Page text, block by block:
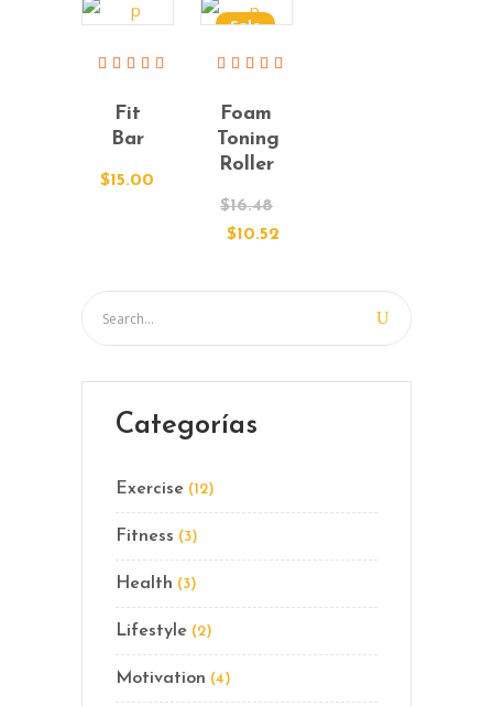
5.00
out of 5
Fit
Bar
$15.00
Sale
out of
5
Foam
Toning
Roller
$16.48
$10.52
Categorías
Exercise (12)
Fitness (3)
Health (3)
Lifestyle (2)
Motivation (4)